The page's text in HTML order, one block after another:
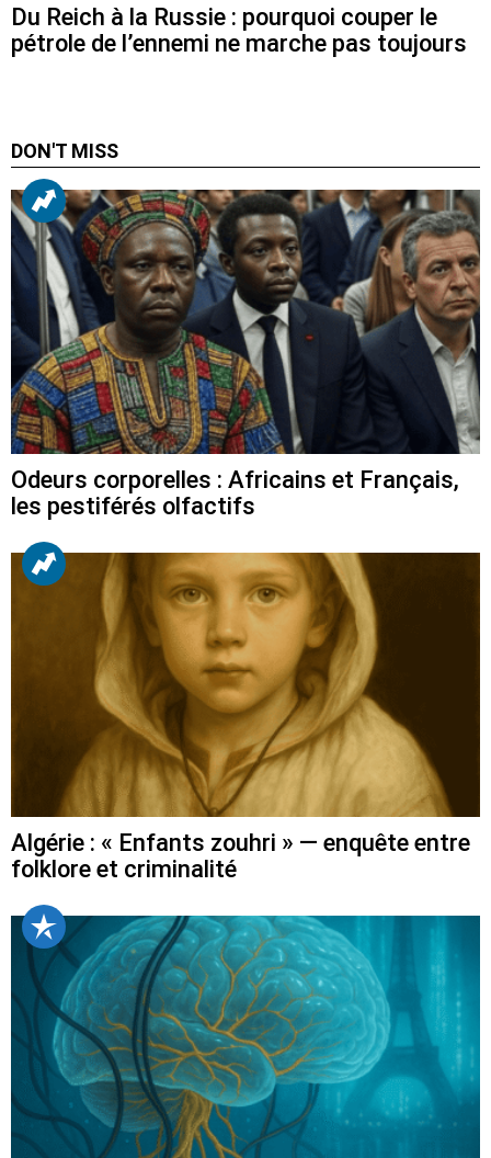
Du Reich à la Russie : pourquoi couper le
pétrole de l’ennemi ne marche pas toujours
DON'T MISS
Odeurs corporelles : Africains et Français,
les pestiférés olfactifs
Algérie : « Enfants zouhri » — enquête entre
folklore et criminalité